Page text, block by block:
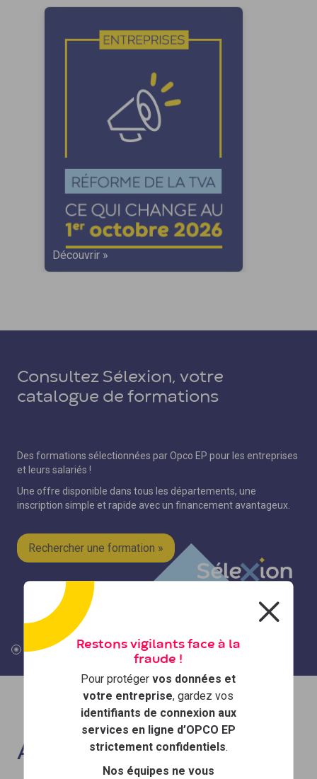
Restons vigilants face à la
fraude !
Pour protégervos données et
votre entreprise, gardez vos
identifiants de connexion aux
services en ligne d’OPCO EP
strictement confidentiels.
Nos équipes ne vous
Découvrir »
Consultez Sélexion, votre
catalogue de formations
Des formations sélectionnées par Opco EP pour les entreprises
et leurs salariés !
Une offre disponible dans tous les départements, une
inscription simple et rapide avec un financement avantageux.
Rechercher une formation »
Actualités